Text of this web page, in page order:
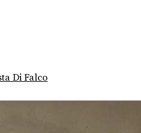
Di Falco